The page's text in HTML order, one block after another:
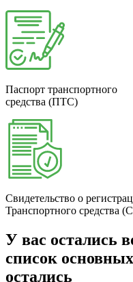
Паспорт транспортного
средства (ПТС)
Свидетельство о
Транспортного средства
У вас остались
список
остались